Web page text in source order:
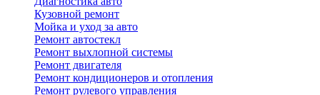
Кузовной ремонт
Мойка и уход за авто
Ремонт автостекл
Ремонт выхлопной системы
Ремонт двигателя
Ремонт кондиционеров и отопления
Ремонт рулевого управления